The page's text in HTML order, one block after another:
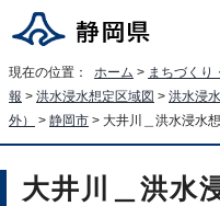
現在の位置： ホーム > まちづくり
報 > 洪水浸水想定区域図 > 洪水浸
外）
> 静岡市 > 大井川＿洪水浸水
大井川＿洪水